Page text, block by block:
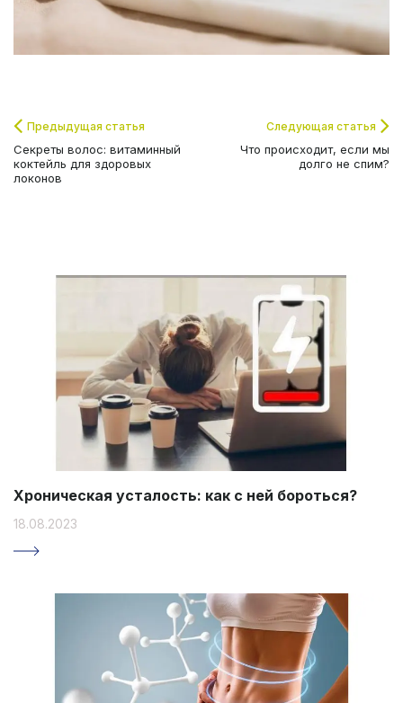
Хроническая усталость: как с ней бороться?
18.08.2023
Предыдущая статья
Секреты волос: витаминный
коктейль для здоровых
локонов
Следующая статья
Что происходит, если мы
долго не спим?